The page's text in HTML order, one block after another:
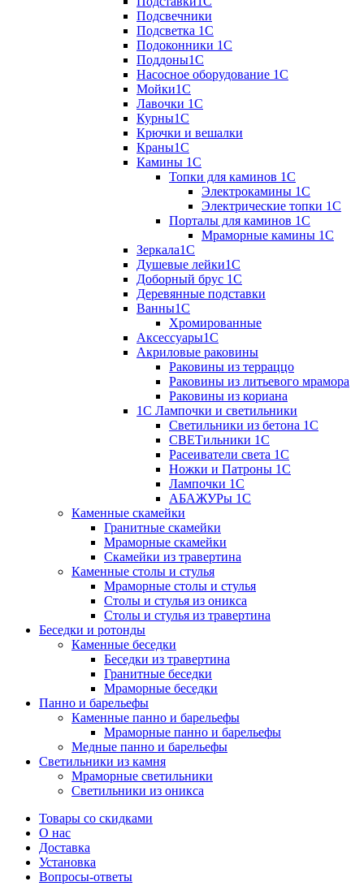
Подсвечники
Подсветка 1С
Подоконники 1С
Поддоны1С
Насосное оборудование 1С
Мойки1С
Лавочки 1С
Курны1С
Крючки и вешалки
Краны1С
Камины 1C
Топки для каминов 1C
Электрокамины 1С
Электрические топки 1C
Порталы для каминов 1С
Мраморные камины 1C
Зеркала1С
Душевые лейки1С
Доборный брус 1С
Деревянные подставки
Ванны1С
Хромированные
Аксессуары1С
Акриловые раковины
Раковины из терраццо
Раковины из литьевого мрамора
Раковины из кориана
1С Лампочки и светильники
Светильники из бетона 1С
СВЕТильники 1С
Расеиватели света 1С
Ножки и Патроны 1С
Лампочки 1С
АБАЖУРы 1С
Каменные скамейки
Гранитные скамейки
Мраморные скамейки
Скамейки из травертина
Каменные столы и стулья
Мраморные столы и стулья
Столы и стулья из оникса
Столы и стулья из травертина
Беседки и ротонды
Каменные беседки
Беседки из травертина
Гранитные беседки
Мраморные беседки
Панно и барельефы
Каменные панно и барельефы
Мраморные панно и барельефы
Медные панно и барельефы
Светильники из камня
Мраморные светильники
Светильники из оникса
Товары со скидками
О нас
Доставка
Установка
Вопросы-ответы